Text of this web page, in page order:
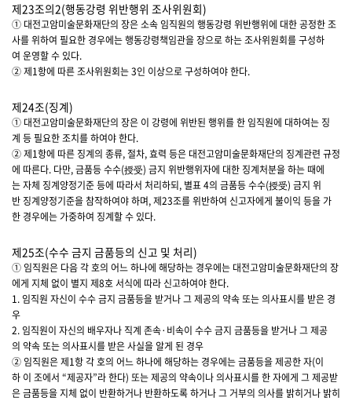
제23조의2(행동강령 위반행위 조사위원회)
① 대전고암미술문화재단의 장은 소속 임직원의 행동강령 위반행위에 대한 공정한 조
사를 위하여 필요한 경우에는 행동강령책임관을 장으로 하는 조사위원회를 구성하
여 운영할 수 있다.
② 제1항에 따른 조사위원회는 3인 이상으로 구성하여야 한다.
제24조(징계)
① 대전고암미술문화재단의 장은 이 강령에 위반된 행위를 한 임직원에 대하여는 징
계 등 필요한 조치를 하여야 한다.
② 제1항에 따른 징계의 종류, 절차, 효력 등은 대전고암미술문화재단의 징계관련 규정
에 따른다. 다만, 금품등 수수(授受) 금지 위반행위자에 대한 징계처분을 하는 때에
는 자체 징계양정기준 등에 따라서 처리하되, 별표 4의 금품등 수수(授受) 금지 위
반 징계양정기준을 참작하여야 하며, 제23조를 위반하여 신고자에게 불이익 등을 가
한 경우에는 가중하여 징계할 수 있다.
제25조(수수 금지 금품등의 신고 및 처리)
① 임직원은 다음 각 호의 어느 하나에 해당하는 경우에는 대전고암미술문화재단의 장
에게 지체 없이 별지 제8호 서식에 따라 신고하여야 한다.
1. 임직원 자신이 수수 금지 금품등을 받거나 그 제공의 약속 또는 의사표시를 받은 경
우
2. 임직원이 자신의 배우자나 직계 존속·비속이 수수 금지 금품등을 받거나 그 제공
의 약속 또는 의사표시를 받은 사실을 알게 된 경우
② 임직원은 제1항 각 호의 어느 하나에 해당하는 경우에는 금품등을 제공한 자(이
하 이 조에서 “제공자”라 한다) 또는 제공의 약속이나 의사표시를 한 자에게 그 제공받
은 금품등을 지체 없이 반환하거나 반환하도록 하거나 그 거부의 의사를 밝히거나 밝히